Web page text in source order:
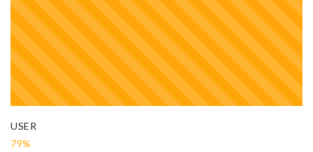
USER
79%